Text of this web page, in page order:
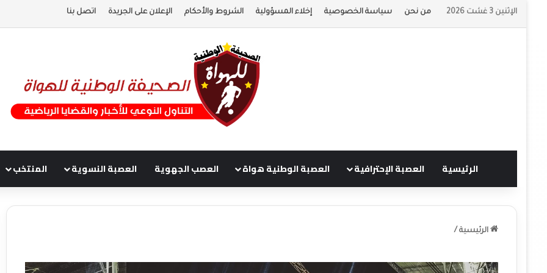
الإثنين 3 غشت 2026 من نحن سياسة الخصوصية إخلاء المسؤولية الشروط والأحكام الإعلان على الجريدة اتصل بنا
الرئيسية العصبة الإحترافية العصبة الوطنية هواة العصب الجهوية العصبة النسوية المنتخب
الرئيسية /